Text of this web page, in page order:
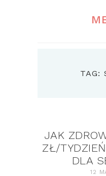
TAG:
JAK
ZŁ/
DLA
12